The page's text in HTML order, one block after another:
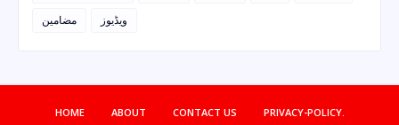
مضامین
ویڈیوز
HOME ABOUT CONTACT US PRIVACY-POLICY.